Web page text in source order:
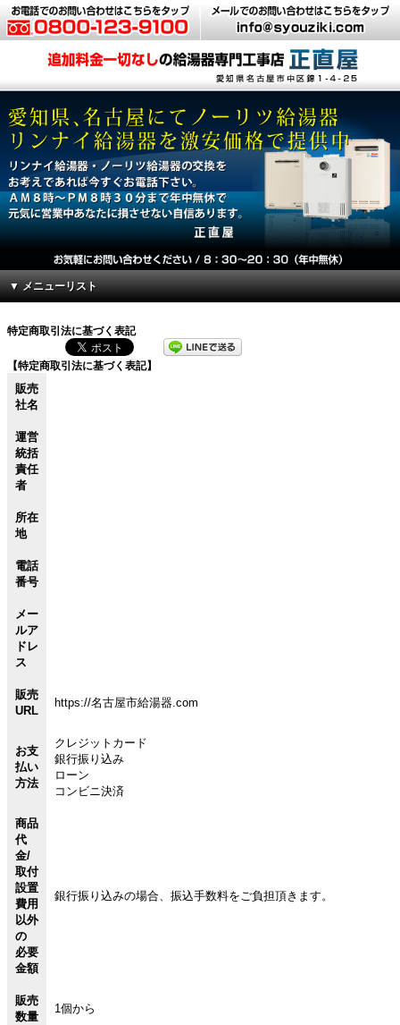
▼ メニューリスト
特定商取引法に基づく表記
【特定商取引法に基づく表記】
販売
社名
運営
統括
責任
者
所在
地
電話
番号
メー
ルア
ドレ
ス
販売
URL
https://名古屋市給湯器.com
お支
払い
方法
クレジットカード
銀行振り込み
ローン
コンビニ決済
商品
代
金/
取付
設置
費用
以外
の
必要
金額
銀行振り込みの場合、振込手数料をご負担頂きます。
販売
数量
1個から